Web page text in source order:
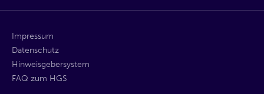
Impressum
Datenschutz
Hinweisgebersystem
FAQ zum HGS